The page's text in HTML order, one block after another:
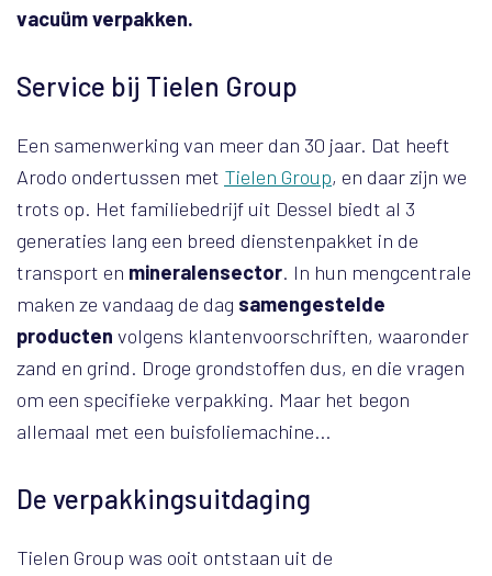
vacuüm verpakken.
Service bij Tielen Group
Een samenwerking van meer dan 30 jaar. Dat heeft
Arodo ondertussen met Tielen Group, en daar zijn we
trots op. Het familiebedrijf uit Dessel biedt al 3
generaties lang een breed dienstenpakket in de
transport en mineralensector. In hun mengcentrale
maken ze vandaag de dag samengestelde
producten volgens klantenvoorschriften, waaronder
zand en grind. Droge grondstoffen dus, en die vragen
om een specifieke verpakking. Maar het begon
allemaal met een buisfoliemachine…
De verpakkingsuitdaging
Tielen Group was ooit ontstaan uit de